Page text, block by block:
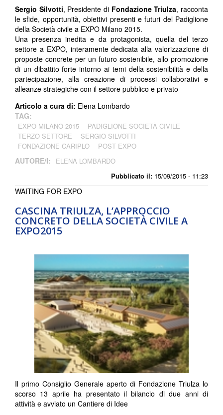
Pubblicato il: 15/09/2015 - 11:23
Sergio Silvotti, Presidente di Fondazione Triulza, racconta
le sfide, opportunità, obiettivi presenti e futuri del Padiglione
della Società civile a EXPO Milano 2015.
Una presenza inedita e da protagonista, quella del terzo
settore a EXPO, interamente dedicata alla valorizzazione di
proposte concrete per un futuro sostenibile, allo promozione
di un dibattito forte intorno ai temi della sostenibilità e della
partecipazione, alla creazione di processi collaborativi e
alleanze strategiche con il settore pubblico e privato
Articolo a cura di: Elena Lombardo
TAG:
EXPO MILANO 2015
PADIGLIONE SOCIETÀ CIVILE
TERZO SETTORE
SERGIO SILVOTTI
FONDAZIONE CARIPLO
POST EXPO
AUTORE/I: ELENA LOMBARDO
CASCINA TRIULZA, L’APPROCCIO
CONCRETO DELLA SOCIETÀ CIVILE A
EXPO2015
WAITING FOR EXPO
Il primo Consiglio Generale aperto di Fondazione Triulza lo
scorso 13 aprile ha presentato il bilancio di due anni di
attività e avviato un Cantiere di Idee